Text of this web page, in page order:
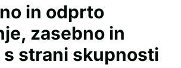
in odprto
zasebno in
s strani skupnosti